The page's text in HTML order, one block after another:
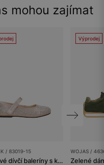
mohou zajímat
/ 83019-15
Růžové dívčí baleríny s krystaly BARTEK 83019-15
Výprodej
WOJAS /